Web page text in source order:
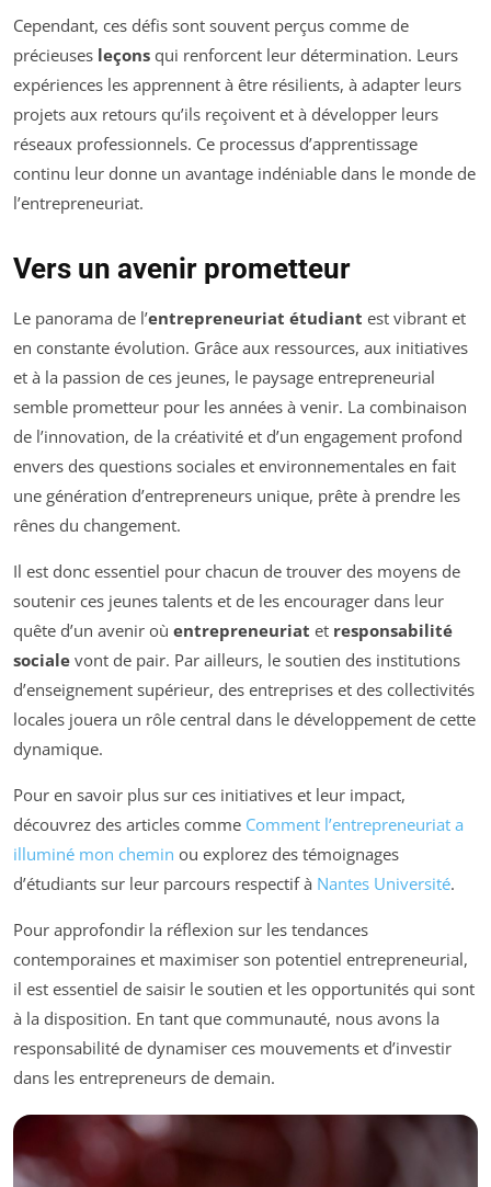
Cependant, ces défis sont souvent perçus comme de
précieuses leçons qui renforcent leur détermination. Leurs
expériences les apprennent à être résilients, à adapter leurs
projets aux retours qu’ils reçoivent et à développer leurs
réseaux professionnels. Ce processus d’apprentissage
continu leur donne un avantage indéniable dans le monde de
l’entrepreneuriat.
Vers un avenir prometteur
Le panorama de l’entrepreneuriat étudiant est vibrant et
en constante évolution. Grâce aux ressources, aux initiatives
et à la passion de ces jeunes, le paysage entrepreneurial
semble prometteur pour les années à venir. La combinaison
de l’innovation, de la créativité et d’un engagement profond
envers des questions sociales et environnementales en fait
une génération d’entrepreneurs unique, prête à prendre les
rênes du changement.
Il est donc essentiel pour chacun de trouver des moyens de
soutenir ces jeunes talents et de les encourager dans leur
quête d’un avenir où entrepreneuriat et responsabilité
sociale vont de pair. Par ailleurs, le soutien des institutions
d’enseignement supérieur, des entreprises et des collectivités
locales jouera un rôle central dans le développement de cette
dynamique.
Pour en savoir plus sur ces initiatives et leur impact,
découvrez des articles comme Comment l’entrepreneuriat a
illuminé mon chemin ou explorez des témoignages
d’étudiants sur leur parcours respectif à Nantes Université.
Pour approfondir la réflexion sur les tendances
contemporaines et maximiser son potentiel entrepreneurial,
il est essentiel de saisir le soutien et les opportunités qui sont
à la disposition. En tant que communauté, nous avons la
responsabilité de dynamiser ces mouvements et d’investir
dans les entrepreneurs de demain.